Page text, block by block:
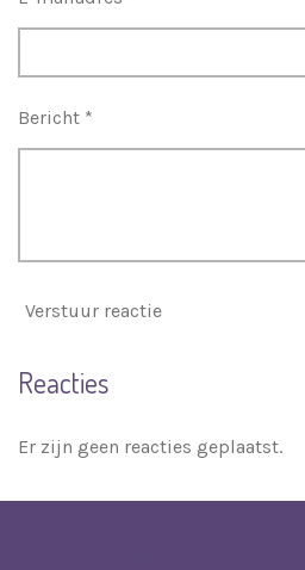
Bericht *
Verstuur reactie
Reacties
Er zijn geen reacties geplaatst.